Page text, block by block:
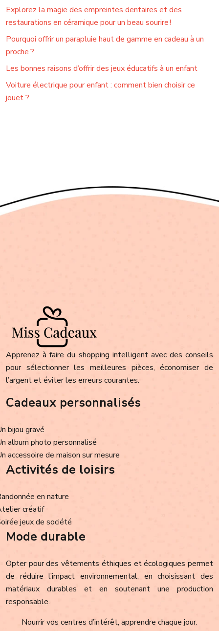
Explorez la magie des empreintes dentaires et des
restaurations en céramique pour un beau sourire !
Pourquoi offrir un parapluie haut de gamme en cadeau à un
proche ?
Les bonnes raisons d’offrir des jeux éducatifs à un enfant
Voiture électrique pour enfant : comment bien choisir ce
jouet ?
Apprenez à faire du shopping intelligent avec des conseils
pour sélectionner les meilleures pièces, économiser de
l’argent et éviter les erreurs courantes.
Cadeaux personnalisés
bijou gravé
album photo personnalisé
accessoire de maison sur mesure
Activités de loisirs
en nature
créatif
jeux de société
Mode durable
Opter pour des vêtements éthiques et écologiques permet
de réduire l’impact environnemental, en choisissant des
matériaux durables et en soutenant une production
responsable.
Nourrir vos centres d’intérêt, apprendre chaque jour.